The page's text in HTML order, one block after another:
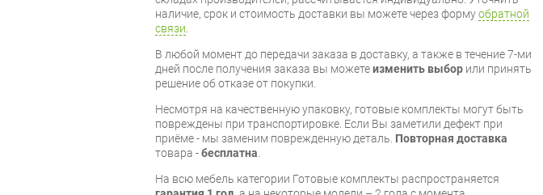
наличие, срок и стоимость доставки вы можете через формуобратной
связи.
В любой момент до передачи заказа в доставку, а также в течение 7-ми
дней после получения заказа вы можетеизменить выбор или принять
решение об отказе от покупки.
Несмотря на качественную упаковку, готовые комплекты могут быть
повреждены при транспортировке. Если Вы заметили дефект при
приёме - мы заменим поврежденную деталь. Повторная доставка
товара -бесплатна.
На всю мебель категории Готовые комплекты распространяется